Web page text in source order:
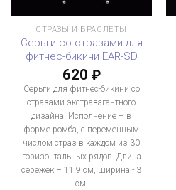
СТРАЗЫ И БРАСЛЕТЫ
Серьги со стразами для
фитнес-бикини EAR-SD
620 ₽
Серьги для фитнес-бикини со
стразами экстравагантного
дизайна. Исполнение – в
форме ромба, с переменным
числом страз в каждом из 30
горизонтальных рядов. Длина
сережек – 11.9 см, ширина - 3
см.